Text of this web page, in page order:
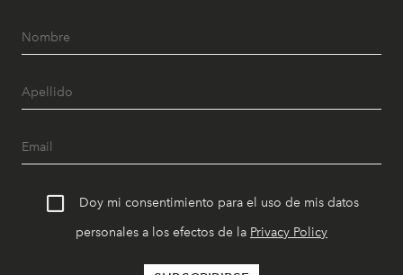
Doy mi consentimiento para el uso de mis datos
personales a los efectos de la Privacy Policy